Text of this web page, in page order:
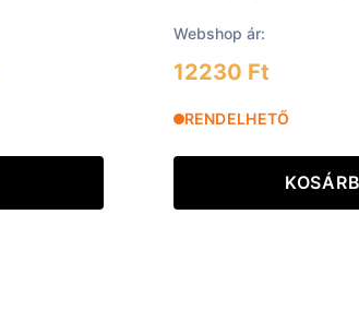
Webshop ár:
12230 Ft
RENDELHETŐ